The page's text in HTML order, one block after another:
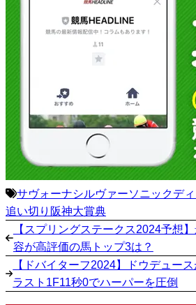
サヴォーナシルヴァーソニックデ
追い切り 阪神大賞典
【スプリングステークス2024予想
容が高評価の馬トップ3は？
【ドバイターフ2024】ドウデュー
ラスト1F11秒0でハーパーを圧倒